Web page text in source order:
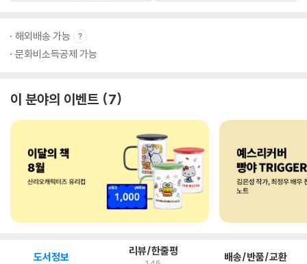
해외배송 가능
문화비소득공제 가능
이 분야의 이벤트 7
도서정보 리뷰/한줄평 배송/반품/교환